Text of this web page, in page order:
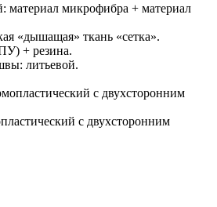
материал микрофибра + материал
«дышащая» ткань «сетка».
+ резина.
литьевой.
с двухсторонним
с двухсторонним